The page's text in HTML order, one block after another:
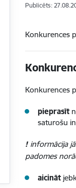
Publicēts:
Konkurences
Konkurences
pieprasīt
saturošu
! informācija
padomes
aicināt